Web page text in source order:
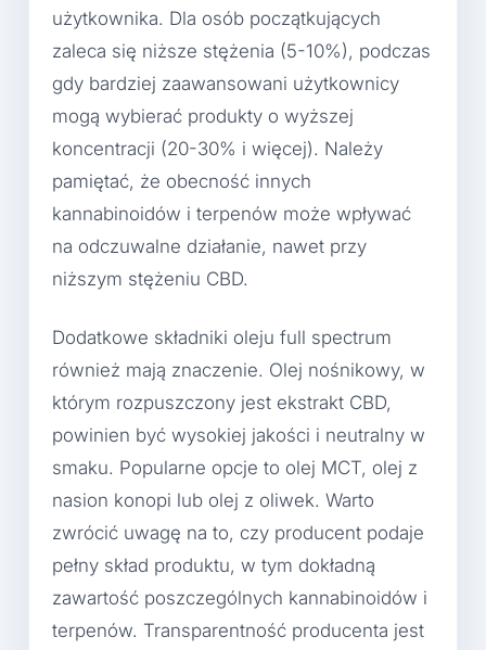
użytkownika. Dla osób początkujących
zaleca się niższe stężenia (5-10%), podczas
gdy bardziej zaawansowani użytkownicy
mogą wybierać produkty o wyższej
koncentracji (20-30% i więcej). Należy
pamiętać, że obecność innych
kannabinoidów i terpenów może wpływać
na odczuwalne działanie, nawet przy
niższym stężeniu CBD.
Dodatkowe składniki oleju full spectrum
również mają znaczenie. Olej nośnikowy, w
którym rozpuszczony jest ekstrakt CBD,
powinien być wysokiej jakości i neutralny w
smaku. Popularne opcje to olej MCT, olej z
nasion konopi lub olej z oliwek. Warto
zwrócić uwagę na to, czy producent podaje
pełny skład produktu, w tym dokładną
zawartość poszczególnych kannabinoidów i
terpenów. Transparentność producenta jest